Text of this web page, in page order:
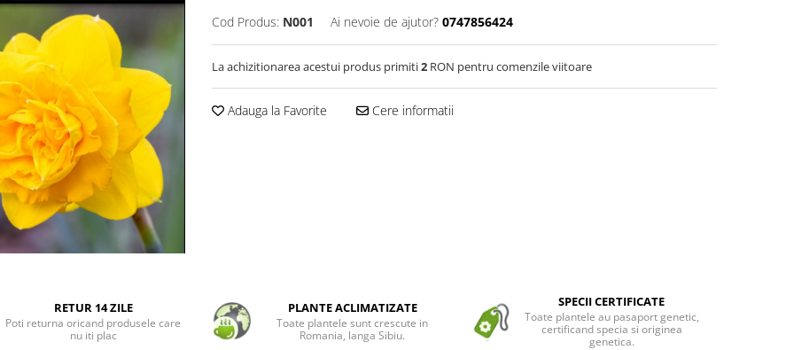
Cod Produs: N001 Ai nevoie de ajutor? 0747856424
La achizitionarea acestui produs primiti2 RON pentru comenzile viitoare
Adauga la Favorite Cere informatii
RETUR 14 ZILE
Poti returna oricand produsele care
nu iti plac
PLANTE ACLIMATIZATE
Toate plantele sunt crescute in
Romania, langa Sibiu.
SPECII CERTIFICATE
Toate plantele au pasaport genetic,
certificand specia si originea
genetica.